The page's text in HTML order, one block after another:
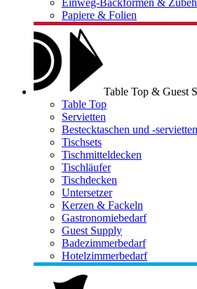
Einweg-Backformen &
Papiere & Folien
Table Top & Guest
Table Top
Servietten
Bestecktaschen und -servietten
Tischsets
Tischmitteldecken
Tischläufer
Tischdecken
Untersetzer
Kerzen & Fackeln
Gastronomiebedarf
Guest Supply
Badezimmerbedarf
Hotelzimmerbedarf